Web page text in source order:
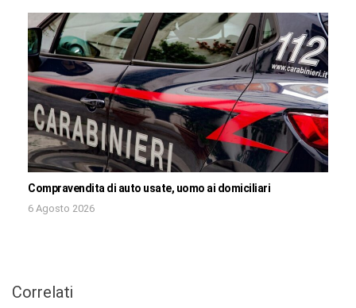
Compravendita di auto usate, uomo ai domiciliari
6 Agosto 2026
Correlati